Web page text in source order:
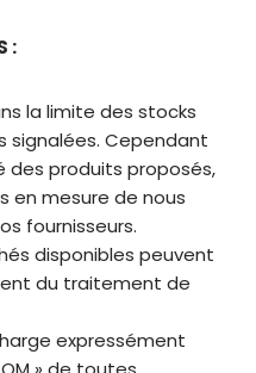
:
la limite des stocks
signalées. Cependant
produits proposés,
en mesure de nous
fournisseurs.
disponibles peuvent
du traitement de
expressément